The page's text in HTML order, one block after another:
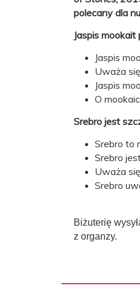
polecany dla
Jaspis
Jaspis
Uważa
Jaspis
O
Srebro jest
Srebro to
Srebro
Uważa
Srebro
Biżuterię
z organzy.
Kolor
kamienia:
Znak
zodiaku:
Czakra:
projektu: